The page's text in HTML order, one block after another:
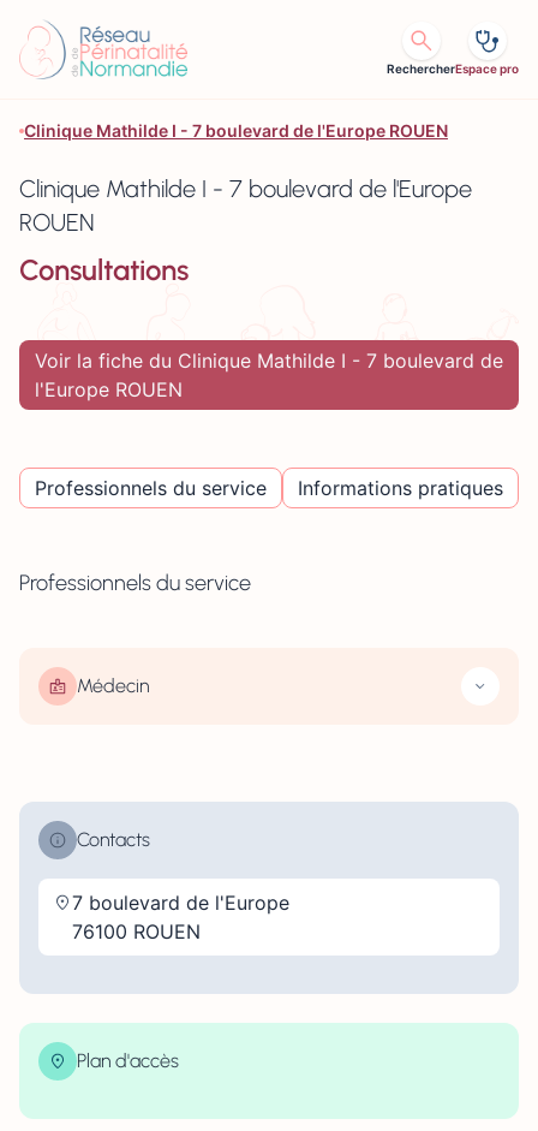
RechercherEspace pro
Clinique Mathilde I - 7 boulevard de l'Europe ROUEN
Clinique Mathilde I - 7 boulevard de l'Europe
ROUEN
Consultations
Voir la fiche du Clinique Mathilde I - 7 boulevard de
l'Europe ROUEN
Professionnels du service Informations pratiques
Professionnels du service
Médecin
Contacts
7 boulevard de l'Europe
76100 ROUEN
Plan d'accès
×